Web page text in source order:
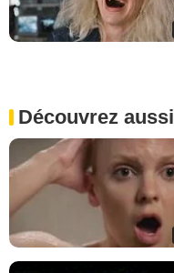
Découvrez aussi